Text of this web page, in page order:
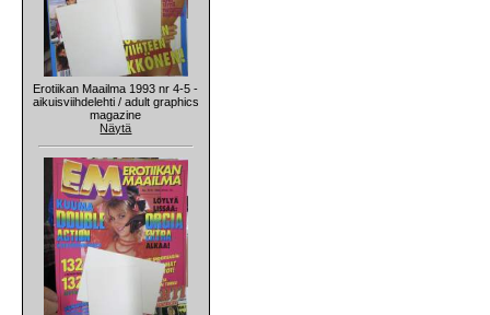
Erotiikan Maailma 1993 nr 4-5 -
aikuisviihdelehti / adult graphics
magazine
Näytä